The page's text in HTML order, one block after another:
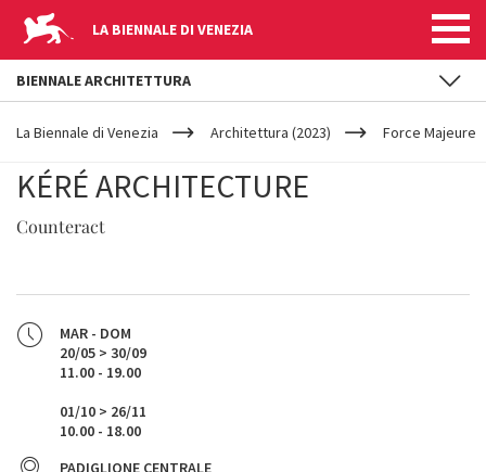
LA BIENNALE DI VENEZIA
YOUR
ARE
HERE
La Biennale di Venezia Architettura (2023) Force Majeure
KÉRÉ ARCHITECTURE
Counteract
MAR - DOM
20/05 > 30/09
11.00 - 19.00
01/10 > 26/11
10.00 - 18.00
PADIGLIONE CENTRALE
BIENNALE ARCHITETTURA